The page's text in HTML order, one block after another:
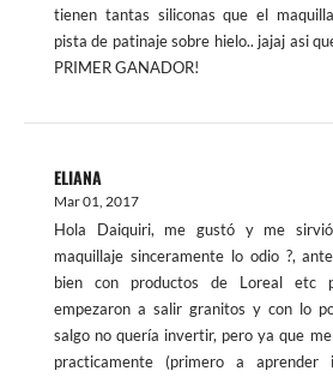
tienen tantas siliconas que el
pista de patinaje sobre hielo.. jajaj asi
PRIMER GANADOR!
ELIANA
Mar 01, 2017
Hola Daiquiri, me gustó y me
maquillaje sinceramente lo odio ?,
bien con productos de Loreal etc
empezaron a salir granitos y con lo
salgo no quería invertir, pero ya que
practicamente (primero a